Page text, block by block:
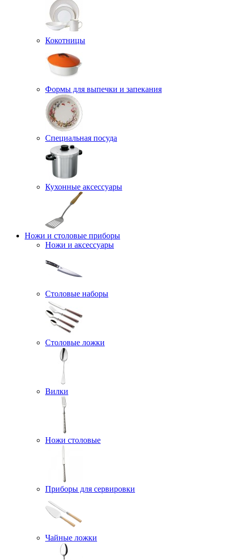
Кокотницы
Формы для выпечки и запекания
Специальная посуда
Кухонные аксессуары
Ножи и столовые приборы
Ножи и аксессуары
Столовые наборы
Столовые ложки
Вилки
Ножи столовые
Приборы для сервировки
Чайные ложки